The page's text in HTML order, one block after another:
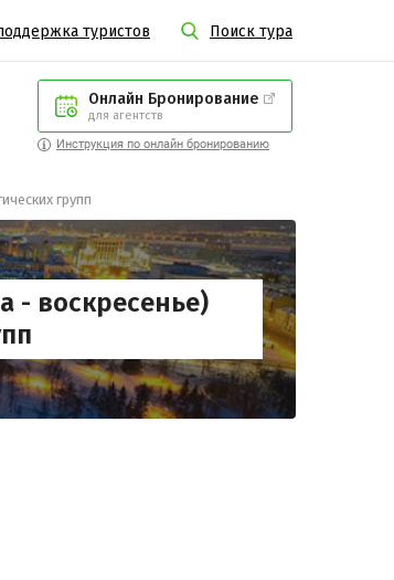
туристов Поиск тура
Онлайн Бронирование
для агентств
Инструкция по онлайн бронированию
групп
- воскресенье)